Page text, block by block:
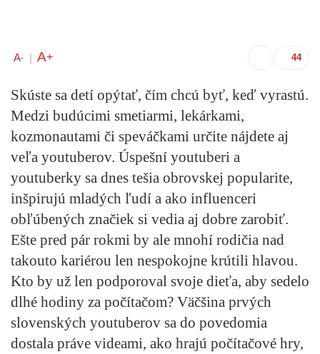
A- A+
Skúste sa detí opýtať, čím chcú byť, keď vyrastú.
Medzi budúcimi smetiarmi, lekárkami,
kozmonautami či speváčkami určite nájdete aj
veľa youtuberov. Úspešní youtuberi a
youtuberky sa dnes tešia obrovskej popularite,
inšpirujú mladých ľudí a ako influenceri
obľúbených značiek si vedia aj dobre zarobiť.
Ešte pred pár rokmi by ale mnohí rodičia nad
takouto kariérou len nespokojne krútili hlavou.
Kto by už len podporoval svoje dieťa, aby sedelo
dlhé hodiny za počítačom? Väčšina prvých
slovenských youtuberov sa do povedomia
dostala práve videami, ako hrajú počítačové hry,